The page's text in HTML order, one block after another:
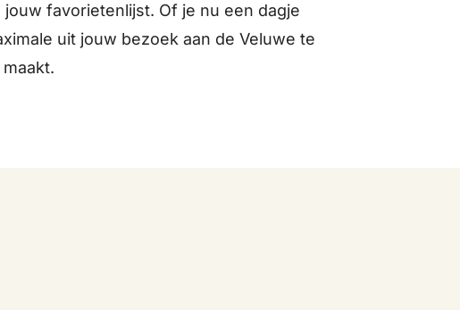
favorietenlijst. Of je nu een dagje
uit jouw bezoek aan de Veluwe te